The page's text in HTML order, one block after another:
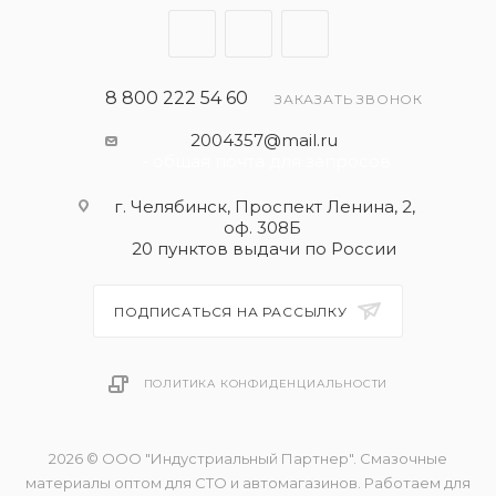
8 800 222 54 60 ЗАКАЗАТЬ ЗВОНОК
2004357@mail.ru
г. Челябинск, Проспект Ленина, 2,
оф. 308Б
20 пунктов выдачи по России
ПОДПИСАТЬСЯ НА РАССЫЛКУ
ПОЛИТИКА КОНФИДЕНЦИАЛЬНОСТИ
2026 © ООО "Индустриальный Партнер". Смазочные
материалы оптом для СТО и автомагазинов. Работаем для